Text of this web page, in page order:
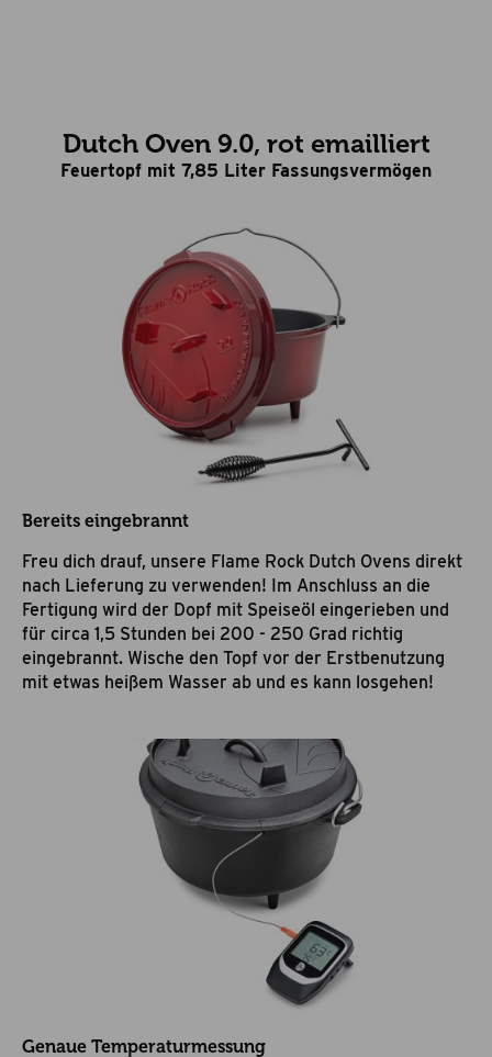
Dutch Oven 9.0, rot emailliert
Feuertopf mit 7,85 Liter Fassungsvermögen
Bereits eingebrannt
Freu dich drauf, unsere Flame Rock Dutch Ovens direkt
nach Lieferung zu verwenden! Im Anschluss an die
Fertigung wird der Dopf mit Speiseöl eingerieben und
für circa 1,5 Stunden bei 200 - 250 Grad richtig
eingebrannt. Wische den Topf vor der Erstbenutzung
mit etwas heißem Wasser ab und es kann losgehen!
Genaue Temperaturmessung